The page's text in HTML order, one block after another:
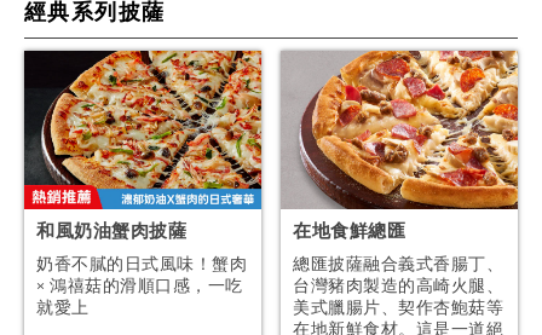
經典系列披薩
和風奶油蟹肉披薩
奶香不膩的日式風味！蟹肉
× 鴻禧菇的滑順口感，一吃
就愛上
在地食鮮總匯
總匯披薩融合義式香腸丁、
台灣豬肉製造的高崎火腿、
美式臘腸片、契作杏鮑菇等
在地新鮮食材。這是一道絕